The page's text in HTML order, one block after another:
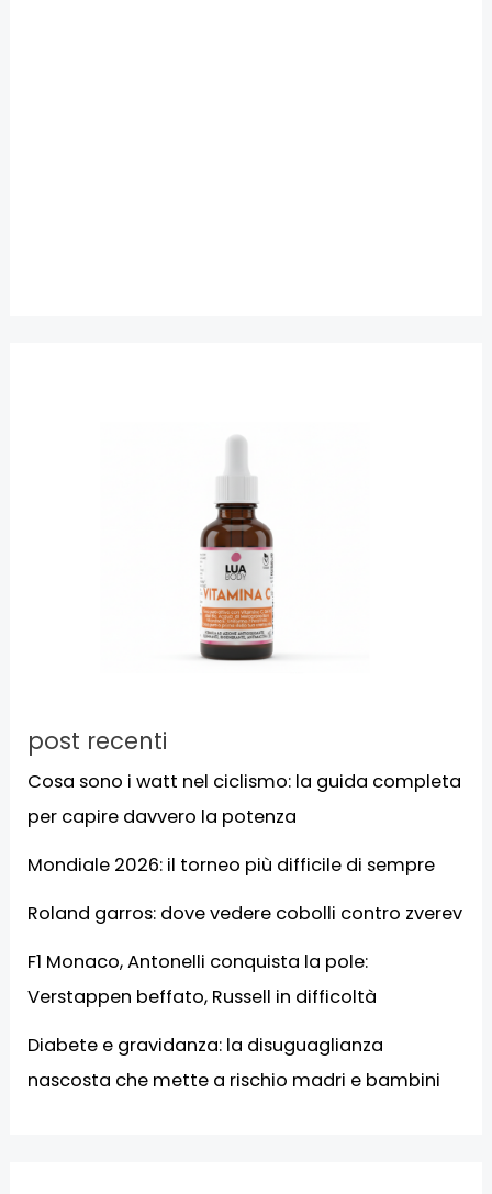
post recenti
Cosa sono i watt nel ciclismo: la guida completa
per capire davvero la potenza
Mondiale 2026: il torneo più difficile di sempre
Roland garros: dove vedere cobolli contro zverev
F1 Monaco, Antonelli conquista la pole:
Verstappen beffato, Russell in difficoltà
Diabete e gravidanza: la disuguaglianza
nascosta che mette a rischio madri e bambini